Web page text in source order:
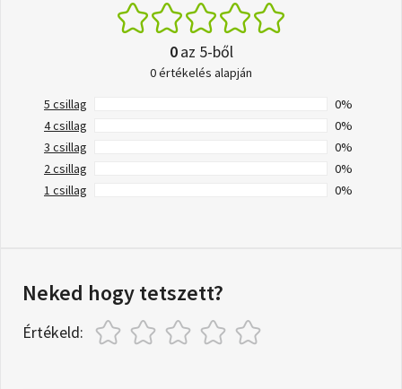
0az 5-ből
0 értékelés alapján
5 csillag
0%
4 csillag
0%
3 csillag
0%
2 csillag
0%
1 csillag
0%
Neked hogy tetszett?
Értékeld: